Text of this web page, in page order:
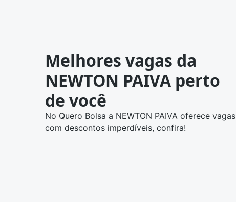
Melhores vagas da
NEWTON PAIVA perto
de você
No Quero Bolsa a NEWTON PAIVA oferece vagas
com descontos imperdíveis, confira!